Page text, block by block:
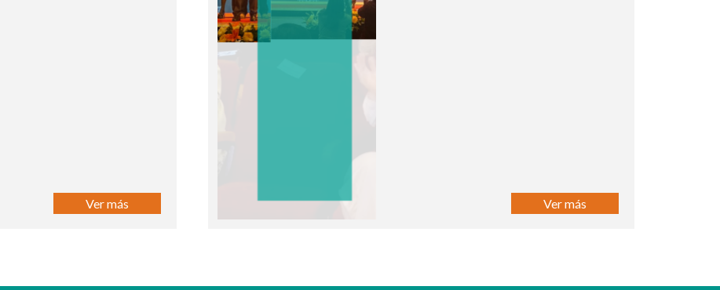
Ver más Ver más